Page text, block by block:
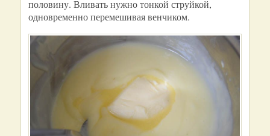
половину. Вливать нужно тонкой струйкой,
одновременно перемешивая венчиком.